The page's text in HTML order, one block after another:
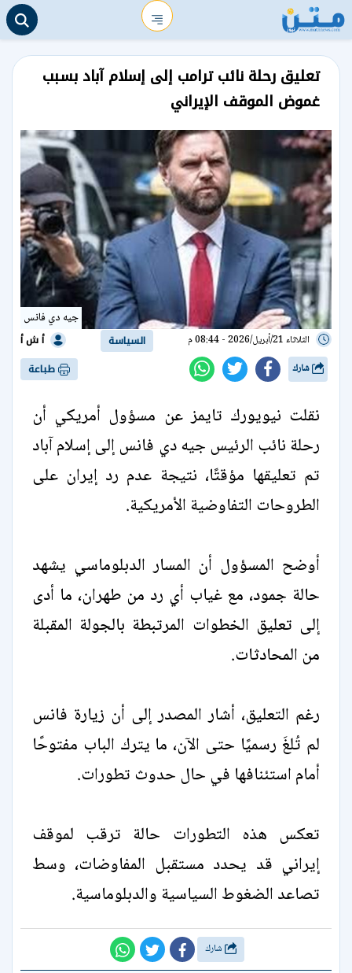
تعليق رحلة نائب ترامب إلى إسلام آباد بسبب
غموض الموقف الإيراني
جيه دي فانس
الثلاثاء 21/أبريل/2026 - 08:44 م السياسة أ ش أ
طباعة
نقلت نيويورك تايمز عن مسؤول أمريكي أن
رحلة نائب الرئيس جيه دي فانس إلى إسلام آباد
تم تعليقها مؤقتًا، نتيجة عدم رد إيران على
الطروحات التفاوضية الأمريكية.
أوضح المسؤول أن المسار الدبلوماسي يشهد
حالة جمود، مع غياب أي رد من طهران، ما أدى
إلى تعليق الخطوات المرتبطة بالجولة المقبلة
من المحادثات.
رغم التعليق، أشار المصدر إلى أن زيارة فانس
لم تُلغَ رسميًا حتى الآن، ما يترك الباب مفتوحًا
أمام استئنافها في حال حدوث تطورات.
تعكس هذه التطورات حالة ترقب لموقف
إيراني قد يحدد مستقبل المفاوضات، وسط
تصاعد الضغوط السياسية والدبلوماسية.